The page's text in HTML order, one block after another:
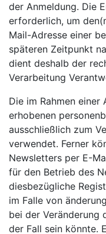
der Anmeldung. Die
erforderlich, um
Mail-Adresse einer
späteren Zeitpunkt
dient deshalb der
Verarbeitung
Die im Rahmen
erhobenen
ausschließlich zum
verwendet. Ferner
Newsletters per E-
für den Betrieb des
diesbezügliche
im Falle von
bei der Veränderung
der Fall sein könnte.